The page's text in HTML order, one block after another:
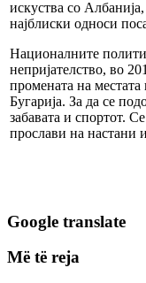
искуства со
најблиски односи
Националните
непријателство, во
промената на
Бугарија. За да се
забавата и спортот.
прослави на настани
Google translate
Më të reja